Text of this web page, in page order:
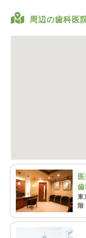
周辺の歯科医
東
階